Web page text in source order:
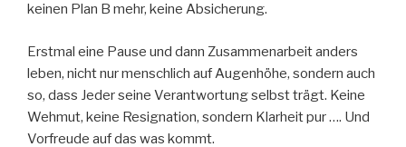
keinen Plan B mehr, keine Absicherung.
Erstmal eine Pause und dann Zusammenarbeit anders
leben, nicht nur menschlich auf Augenhöhe, sondern auch
so, dass Jeder seine Verantwortung selbst trägt. Keine
Wehmut, keine Resignation, sondern Klarheit pur …. Und
Vorfreude auf das was kommt.